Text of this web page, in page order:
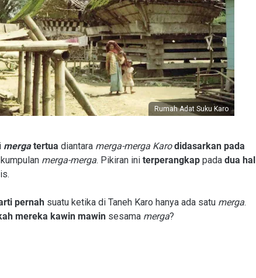
Rumah Adat Suku Karo
mergatertua diantara merga-merga Karodidasarkan pada
merga-merga. Pikiran ini terperangkap pada dua hal
pernah suatu ketika di Taneh Karo hanya ada satu merga.
mereka kawin mawin sesama merga?